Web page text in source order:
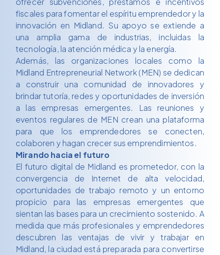
fiscales para fomentar el espíritu emprendedor y la
innovación en Midland. Su apoyo se extiende a
una amplia gama de industrias, incluidas la
tecnología, la atención médica y la energía.
Además, las organizaciones locales como la
Midland Entrepreneurial Network (MEN) se dedican
a construir una comunidad de innovadores y
brindar tutoría, redes y oportunidades de inversión
a las empresas emergentes. Las reuniones y
eventos regulares de MEN crean una plataforma
para que los emprendedores se conecten,
colaboren y hagan crecer sus emprendimientos.
Mirando hacia el futuro
El futuro digital de Midland es prometedor, con la
convergencia de Internet de alta velocidad,
oportunidades de trabajo remoto y un entorno
propicio para las empresas emergentes que
sientan las bases para un crecimiento sostenido. A
medida que más profesionales y emprendedores
descubren las ventajas de vivir y trabajar en
Midland, la ciudad está preparada para convertirse